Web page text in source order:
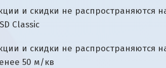
и скидки не распространяются
Classic
и скидки не распространяются
50 м/кв